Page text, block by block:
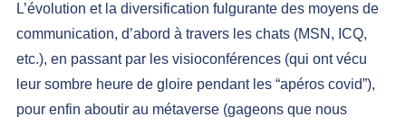
L’évolution et la diversification fulgurante des moyens de
communication, d’abord à travers les chats (MSN, ICQ,
etc.), en passant par les visioconférences (qui ont vécu
leur sombre heure de gloire pendant les “apéros covid”),
pour enfin aboutir au métaverse (gageons que nous